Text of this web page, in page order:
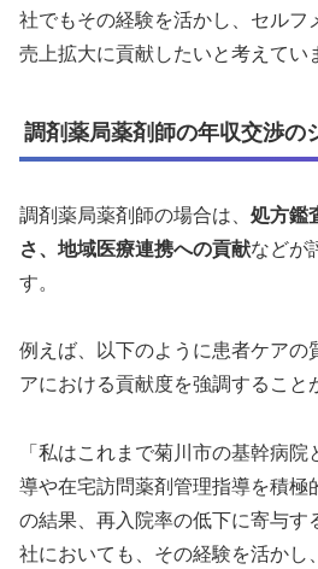
社でもその経験を活かし、セルフ
売上拡大に貢献したいと考えてい
調剤薬局薬剤師の年収交渉の
調剤薬局薬剤師の場合は、 処方鑑
さ、地域医療連携への貢献などが
す。
例えば、以下のように患者ケアの
アにおける貢献度を強調すること
「私はこれまで菊川市の基幹病
導や在宅訪問薬剤管理指導を積極
の結果、再入院率の低下に寄与す
社においても、その経験を活かし